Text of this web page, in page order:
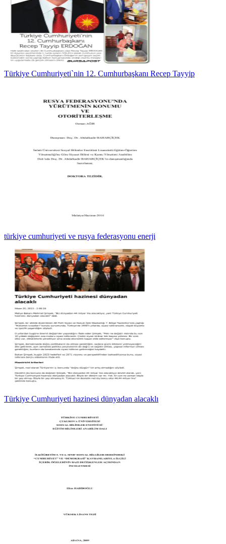
Türkiye Cumhuriyeti`nin 12. Cumhurbaşkanı Recep Tayyip
türkiye cumhuriyeti ve rusya federasyonu enerji
Türkiye Cumhuriyeti hazinesi dünyadan alacaklı